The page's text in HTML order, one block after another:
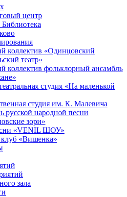
центр
коллектив «Одинцовский
театр»
коллектив фольклорный ансамбль
студия «На маленькой
студия им. К. Малевича
русской народной песни
зори»
«VENIL ШОУ»
«Вишенка»
зала